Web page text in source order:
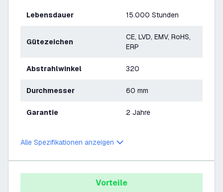
Lebensdauer 15.000 Stunden
Gütezeichen
CE, LVD, EMV, RoHS,
ERP
Abstrahlwinkel 320
Durchmesser 60 mm
Garantie 2 Jahre
Alle Spezifikationen anzeigen
Vorteile